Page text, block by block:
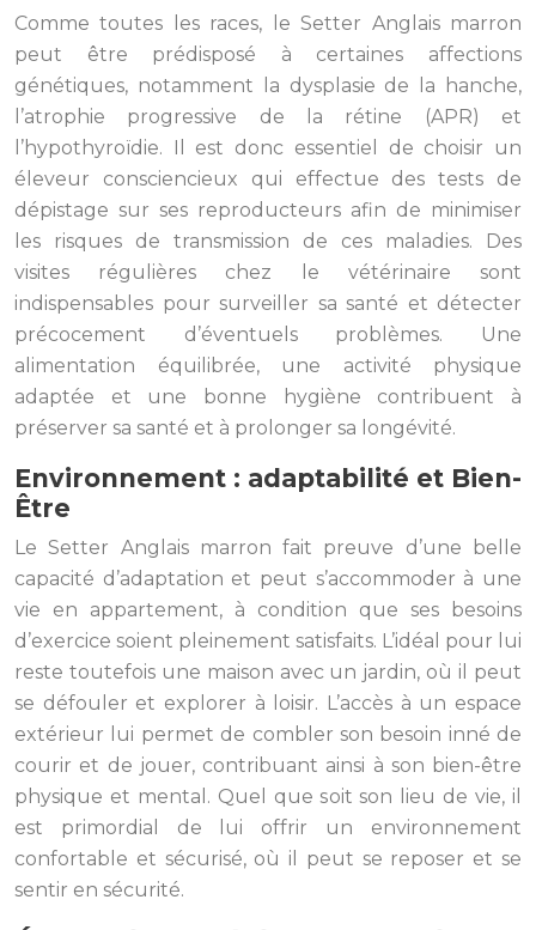
Comme toutes les races, le Setter Anglais marron
peut être prédisposé à certaines affections
génétiques, notamment la dysplasie de la hanche,
l’atrophie progressive de la rétine (APR) et
l’hypothyroïdie. Il est donc essentiel de choisir un
éleveur consciencieux qui effectue des tests de
dépistage sur ses reproducteurs afin de minimiser
les risques de transmission de ces maladies. Des
visites régulières chez le vétérinaire sont
indispensables pour surveiller sa santé et détecter
précocement d’éventuels problèmes. Une
alimentation équilibrée, une activité physique
adaptée et une bonne hygiène contribuent à
préserver sa santé et à prolonger sa longévité.
Environnement : adaptabilité et Bien-
Être
Le Setter Anglais marron fait preuve d’une belle
capacité d’adaptation et peut s’accommoder à une
vie en appartement, à condition que ses besoins
d’exercice soient pleinement satisfaits. L’idéal pour lui
reste toutefois une maison avec un jardin, où il peut
se défouler et explorer à loisir. L’accès à un espace
extérieur lui permet de combler son besoin inné de
courir et de jouer, contribuant ainsi à son bien-être
physique et mental. Quel que soit son lieu de vie, il
est primordial de lui offrir un environnement
confortable et sécurisé, où il peut se reposer et se
sentir en sécurité.